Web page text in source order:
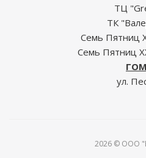
ТЦ
ТК
Семь Пятниц
Семь Пятниц
ул.
2026 © ООО